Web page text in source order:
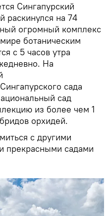
Сингапурский
раскинулся на 74
огромный комплекс
ботаническим
с 5 часов утра
На
сада
сад
из более чем 1
орхидей.
с другими
прекрасными садами